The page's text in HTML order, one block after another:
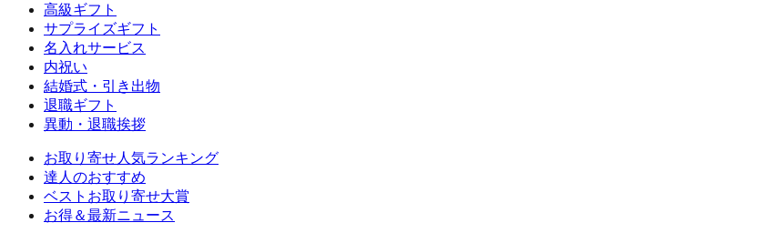
高級ギフト
サプライズギフト
名入れサービス
内祝い
結婚式・引き出物
退職ギフト
異動・退職挨拶
お取り寄せ人気ランキング
達人のおすすめ
ベストお取り寄せ大賞
お得＆最新ニュース